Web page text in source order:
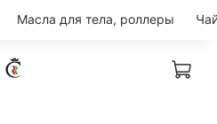
Масла для тела, роллеры